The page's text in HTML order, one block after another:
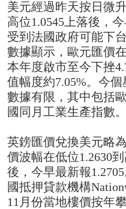
美元經過昨天按日微
高位1.0545上落後，
受到法國政府可能下
數據顯示，歐元匯價
本年度啟市至今下挫
值幅度約7.05%。今
數據有限，其中包括
國同月工業生產指數
英鎊匯價兌換美元略
價波幅在低位1.2630
後，今早最新報
國抵押貸款機構
11月份當地樓價按年